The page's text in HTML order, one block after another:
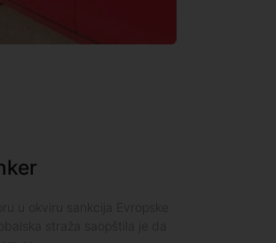
u okviru sankcija Evropske